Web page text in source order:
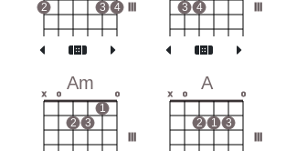
2 3 4 3 4
Am
x o
2 3
1
o
A
x o
2 1 3
o